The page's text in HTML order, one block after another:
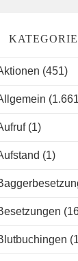
(451)
(1)
(1)